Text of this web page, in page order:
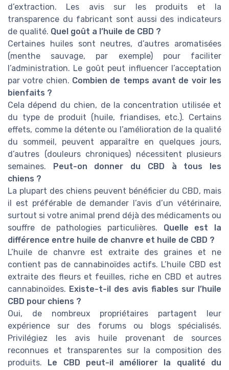
d’extraction. Les avis sur les produits et la
transparence du fabricant sont aussi des indicateurs
de qualité. Quel goût a l’huile de CBD ?
Certaines huiles sont neutres, d’autres aromatisées
(menthe sauvage, par exemple) pour faciliter
l’administration. Le goût peut influencer l’acceptation
par votre chien. Combien de temps avant de voir les
bienfaits ?
Cela dépend du chien, de la concentration utilisée et
du type de produit (huile, friandises, etc.). Certains
effets, comme la détente ou l’amélioration de la qualité
du sommeil, peuvent apparaître en quelques jours,
d’autres (douleurs chroniques) nécessitent plusieurs
semaines. Peut-on donner du CBD à tous les
chiens ?
La plupart des chiens peuvent bénéficier du CBD, mais
il est préférable de demander l’avis d’un vétérinaire,
surtout si votre animal prend déjà des médicaments ou
souffre de pathologies particulières. Quelle est la
différence entre huile de chanvre et huile de CBD ?
L’huile de chanvre est extraite des graines et ne
contient pas de cannabinoïdes actifs. L’huile CBD est
extraite des fleurs et feuilles, riche en CBD et autres
cannabinoïdes. Existe-t-il des avis fiables sur l’huile
CBD pour chiens ?
Oui, de nombreux propriétaires partagent leur
expérience sur des forums ou blogs spécialisés.
Privilégiez les avis huile provenant de sources
reconnues et transparentes sur la composition des
produits. Le CBD peut-il améliorer la qualité du